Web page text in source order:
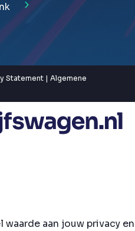
Statement | Algemene
aan jouw privacy en